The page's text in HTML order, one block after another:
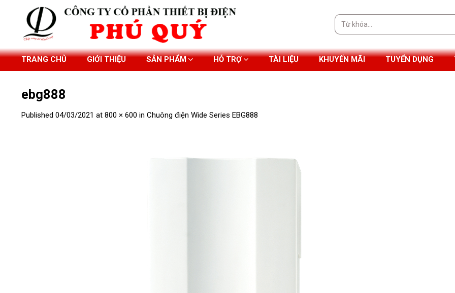
Tìm
kiếm:
TRANG CHỦ GIỚI THIỆU SẢN PHẨM HỖ TRỢ TÀI LIỆU KHUYẾN MÃI TUYỂN DỤNG
ebg888
Published 04/03/2021 at 800 × 600 in Chuông điện Wide Series EBG888